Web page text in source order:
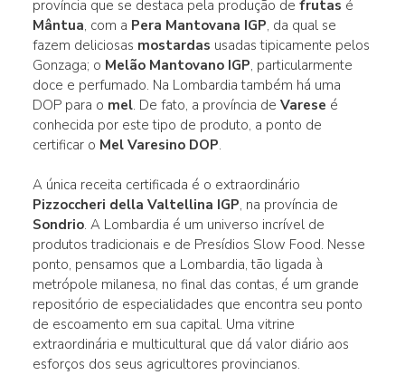
província que se destaca pela produção de frutas é
Mântua, com a Pera Mantovana IGP, da qual se
fazem deliciosas mostardas usadas tipicamente pelos
Gonzaga; o Melão Mantovano IGP, particularmente
doce e perfumado. Na Lombardia também há uma
DOP para o mel. De fato, a província de Varese é
conhecida por este tipo de produto, a ponto de
certificar o Mel Varesino DOP.
A única receita certificada é o extraordinário
Pizzoccheri della Valtellina IGP, na província de
Sondrio. A Lombardia é um universo incrível de
produtos tradicionais e de Presídios Slow Food. Nesse
ponto, pensamos que a Lombardia, tão ligada à
metrópole milanesa, no final das contas, é um grande
repositório de especialidades que encontra seu ponto
de escoamento em sua capital. Uma vitrine
extraordinária e multicultural que dá valor diário aos
esforços dos seus agricultores provincianos.